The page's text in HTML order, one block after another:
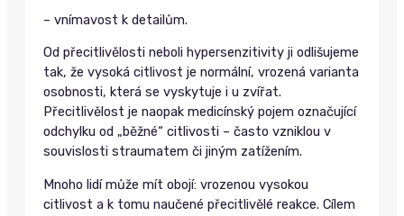
– vnímavost k detailům.
Od přecitlivělosti neboli hypersenzitivity ji odlišujeme
tak, že vysoká citlivost je normální, vrozená varianta
osobnosti, která se vyskytuje i u zvířat.
Přecitlivělost je naopak medicínský pojem označující
odchylku od „běžné“ citlivosti – často vzniklou v
souvislosti straumatem či jiným zatížením.
Mnoho lidí může mít obojí: vrozenou vysokou
citlivost a k tomu naučené přecitlivělé reakce. Cílem